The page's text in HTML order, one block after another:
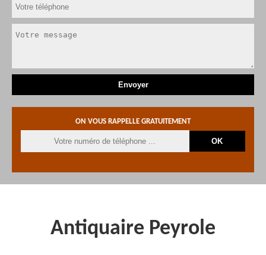
ON VOUS RAPPELLE GRATUITEMENT
Antiquaire Peyrole